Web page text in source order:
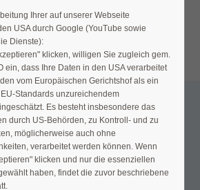
unseren Räumlichkeiten keine
Ihrer auf unserer Webseite
USA durch Google (YouTube sowie
Dienste):
klicken, willigen Sie zugleich gem.
ein, dass Ihre Daten in den USA verarbeitet
vom Europäischen Gerichtshof als ein
Standards unzureichendem
Es besteht insbesondere das
durch US-Behörden, zu Kontroll- und zu
möglicherweise auch ohne
verarbeitet werden können. Wenn
klicken und nur die essenziellen
haben, findet die zuvor beschriebene